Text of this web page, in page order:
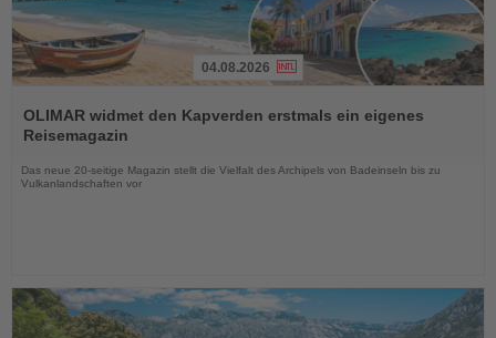
Sie
die
Nachrichten
04.08.2026
OLIMAR widmet den Kapverden erstmals ein eigenes
Reisemagazin
Das neue 20-seitige Magazin stellt die Vielfalt des Archipels von Badeinseln bis zu
Vulkanlandschaften vor